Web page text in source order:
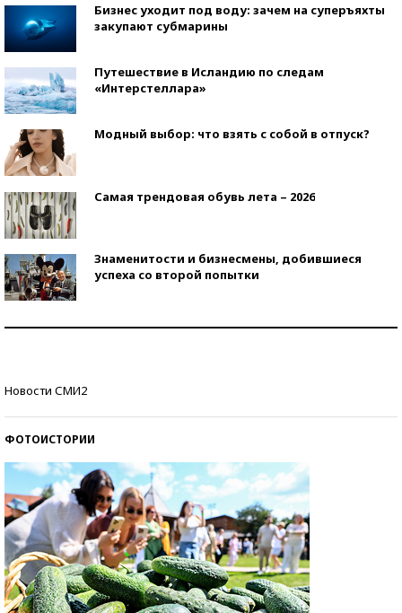
Бизнес уходит под воду: зачем на суперъяхты
закупают субмарины
Путешествие в Исландию по следам
«Интерстеллара»
Модный выбор: что взять с собой в отпуск?
Самая трендовая обувь лета – 2026
Знаменитости и бизнесмены, добившиеся
успеха со второй попытки
Новости СМИ2
ФОТОИСТОРИИ